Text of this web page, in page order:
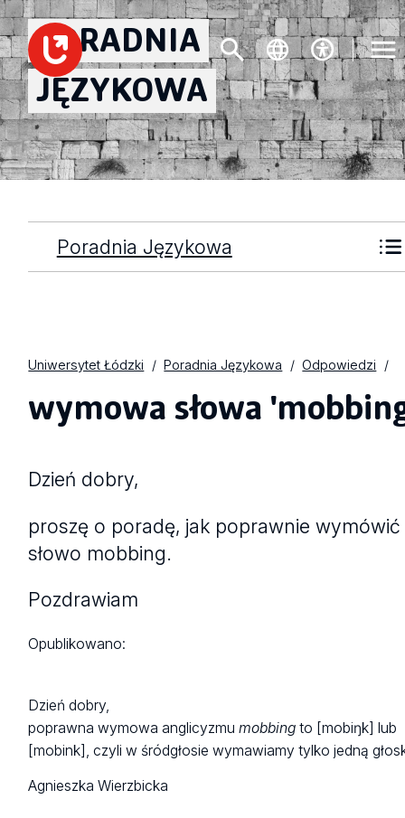
PORADNIA
JĘZYKOWA
Poradnia Językowa
Uniwersytet Łódzki Poradnia Językowa Odpowiedzi
wymowa słowa
Dzień dobry,
proszę o poradę, jak poprawnie wymówić
słowo mobbing.
Pozdrawiam
Opublikowano:
Dzień dobry,
poprawna wymowa anglicyzmumobbing to [mobiŋk] lub
[mobink], czyli w śródgłosie wymawiamy tylko jedną
Agnieszka Wierzbicka